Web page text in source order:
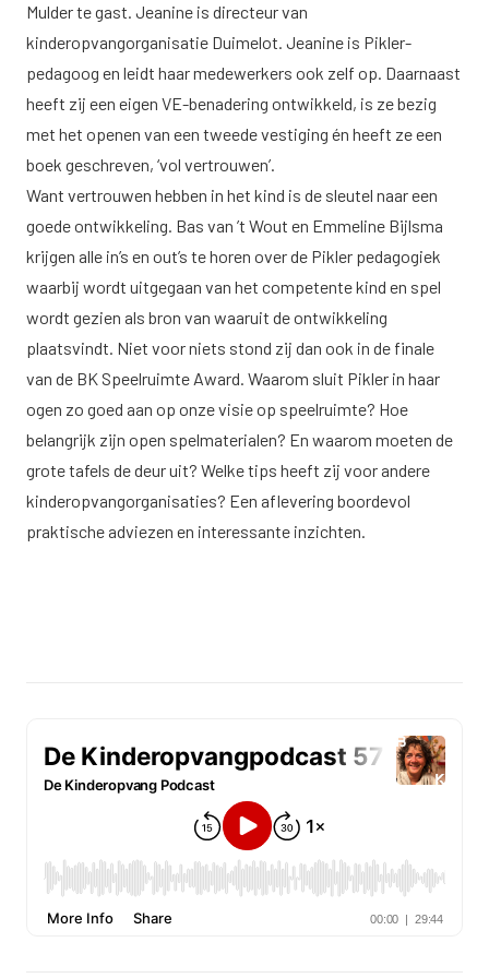
Mulder te gast. Jeanine is directeur van
kinderopvangorganisatie Duimelot. Jeanine is Pikler-
pedagoog en leidt haar medewerkers ook zelf op. Daarnaast
heeft zij een eigen VE-benadering ontwikkeld, is ze bezig
met het openen van een tweede vestiging én heeft ze een
boek geschreven, ‘vol vertrouwen’.
Want vertrouwen hebben in het kind is de sleutel naar een
goede ontwikkeling. Bas van ’t Wout en Emmeline Bijlsma
krijgen alle in’s en out’s te horen over de Pikler pedagogiek
waarbij wordt uitgegaan van het competente kind en spel
wordt gezien als bron van waaruit de ontwikkeling
plaatsvindt. Niet voor niets stond zij dan ook in de finale
van de BK Speelruimte Award. Waarom sluit Pikler in haar
ogen zo goed aan op onze visie op speelruimte? Hoe
belangrijk zijn open spelmaterialen? En waarom moeten de
grote tafels de deur uit? Welke tips heeft zij voor andere
kinderopvangorganisaties? Een aflevering boordevol
praktische adviezen en interessante inzichten.